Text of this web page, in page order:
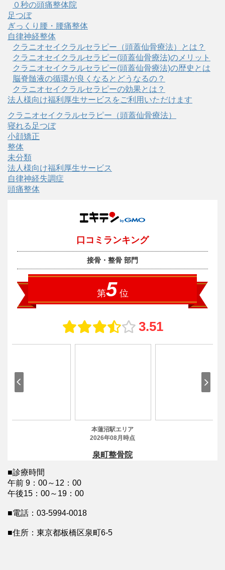
０秒の頭痛整体院
足つぼ
ぎっくり腰・腰痛整体
自律神経整体
クラニオセイクラルセラピー（頭蓋仙骨療法）とは？
クラニオセイクラルセラピー(頭蓋仙骨療法)のメリット
クラニオセイクラルセラピー(頭蓋仙骨療法)の歴史とは
脳脊髄液の循環が良くなるとどうなるの？
クラニオセイクラルセラピーの効果とは？
法人様向け福利厚生サービスをご利用いただけます
クラニオセイクラルセラピー（頭蓋仙骨療法）
寝れる足つぼ
小顔矯正
整体
未分類
法人様向け福利厚生サービス
自律神経失調症
頭痛整体
■診療時間
午前 9：00～12：00
午後15：00～19：00
■電話：03-5994-0018
■住所：東京都板橋区泉町6-5